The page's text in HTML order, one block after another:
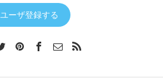
ユーザ登録する